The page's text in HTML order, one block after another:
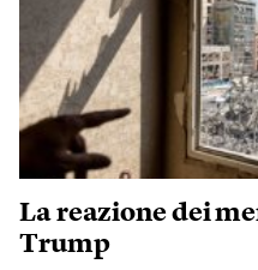
La reazione dei
Trump